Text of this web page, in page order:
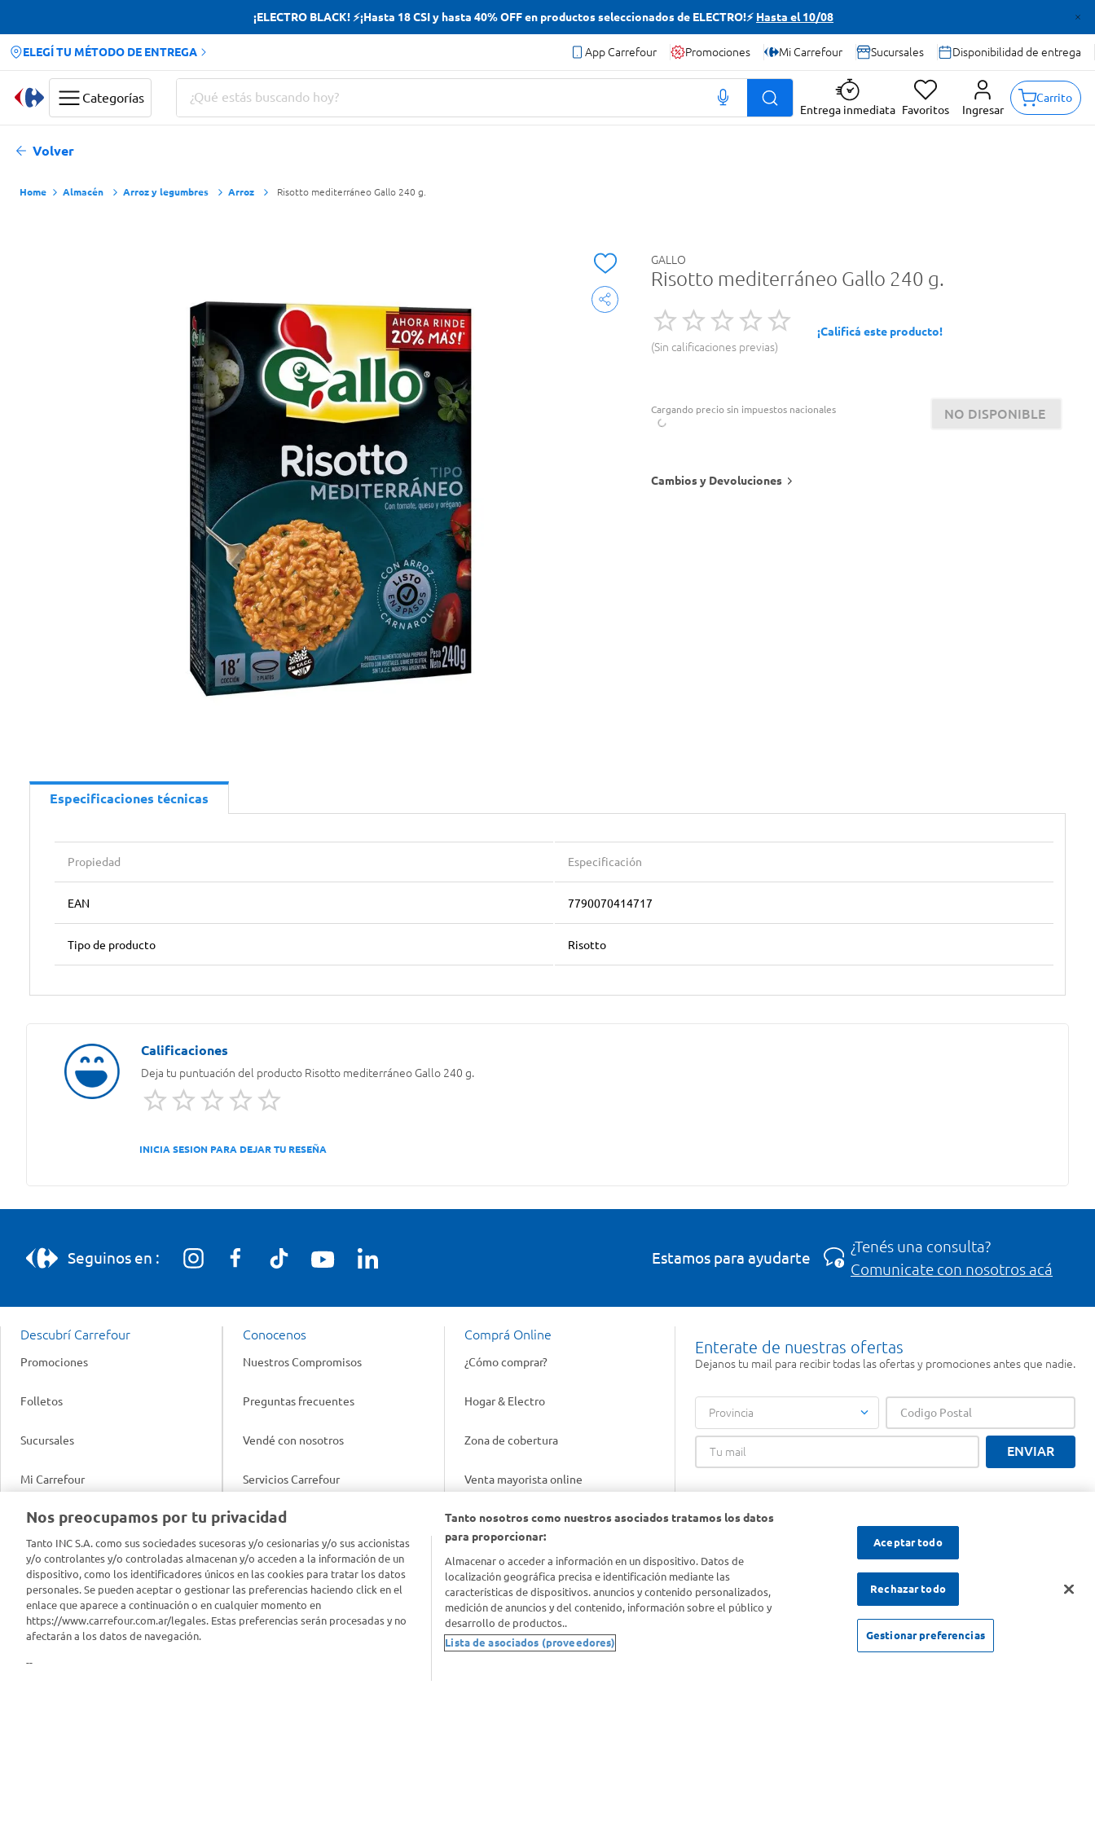
¡ELECTRO BLACK! ⚡¡Hasta 18 CSI y hasta 40% OFF en productos seleccionados de ELECTRO!⚡ Hasta el 10/08
ELEGÍ TU MÉTODO DE ENTREGA App Carrefour Promociones Mi Carrefour Sucursales Disponibilidad de entrega
Categorías
¿Qué estás buscando hoy?
Entrega inmediata Favoritos Ingresar
Carrito
Volver
Almacén Arroz y legumbres Arroz Risotto mediterráneo Gallo 240 g.
GALLO
Risotto mediterráneo Gallo 240 g.
Sin calificaciones previas
¡Calificá este producto!
Cargando precio sin impuestos nacionales NO DISPONIBLE
Cambios y Devoluciones
Especificaciones técnicas
Propiedad Especificación
EAN 7790070414717
Tipo de producto Risotto
Deja tu puntuación del producto Risotto mediterráneo Gallo 240 g.
INICIA SESION PARA DEJAR TU RESEÑA
Seguinos en : Estamos para ayudarte
¿Tenés una consulta?
Comunicate con nosotros acá
Descubrí Carrefour
Promociones
Folletos
Sucursales
Mi Carrefour
Productos Carrefour
Tarjeta Mi Carrefour
Panel Carrefour
Puntos Verdes
Conocenos
Nuestros Compromisos
Preguntas frecuentes
Vendé con nosotros
Servicios Carrefour
Info útil
Tasas de interés
Contacto
Comprá Online
¿Cómo comprar?
Hogar & Electro
Zona de cobertura
Venta mayorista online
Gift cards empresariales
Enterate de nuestras ofertas
Dejanos tu mail para recibir todas las ofertas y promociones antes que nadie.
Provincia
ENVIAR
Nos preocupamos por tu privacidad
Tanto INC S.A. como sus sociedades sucesoras y/o cesionarias y/o sus accionistas
y/o controlantes y/o controladas almacenan y/o acceden a la información de un
dispositivo, como los identificadores únicos en las cookies para tratar los datos
personales. Se pueden aceptar o gestionar las preferencias haciendo click en el
enlace que aparece a continuación o en cualquier momento en
https://www.carrefour.com.ar/legales. Estas preferencias serán procesadas y no
afectarán a los datos de navegación.
--
Tanto nosotros como nuestros asociados tratamos los datos
para proporcionar:
Almacenar o acceder a información en un dispositivo. Datos de
localización geográfica precisa e identificación mediante las
características de dispositivos. anuncios y contenido personalizados,
medición de anuncios y del contenido, información sobre el público y
desarrollo de productos..
Lista de asociados (proveedores)
Aceptar todo
Rechazar todo
Gestionar preferencias
Términos más buscados